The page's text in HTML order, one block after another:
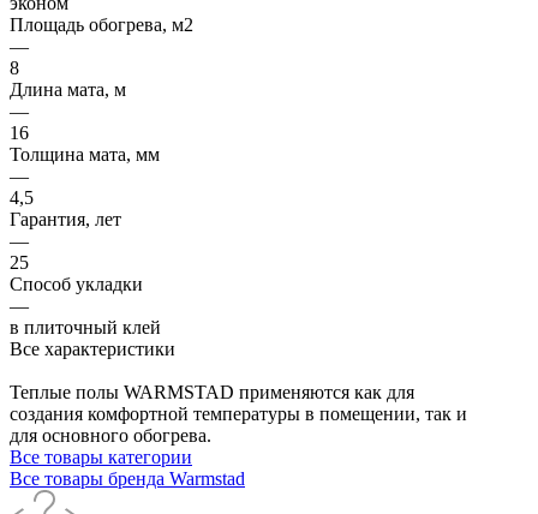
Площадь обогрева, м2
—
8
Длина мата, м
—
16
Толщина мата, мм
—
4,5
Гарантия, лет
—
25
Способ укладки
—
в плиточный клей
Все характеристики
Теплые полы WARMSTAD применяются как для
создания комфортной температуры в помещении, так и
для основного обогрева.
Все товары категории
Все товары бренда Warmstad